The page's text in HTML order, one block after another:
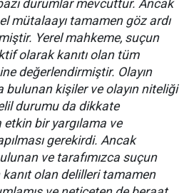
durumlar mevcuttur. Ancak
mütalaayı tamamen göz ardı
Yerel mahkeme, suçun
olarak kanıtı olan tüm
değerlendirmiştir. Olayın
bulunan kişiler ve olayın niteliği
durumu da dikkate
etkin bir yargılama ve
gerekirdi. Ancak
ve tarafımızca suçun
olan delilleri tamamen